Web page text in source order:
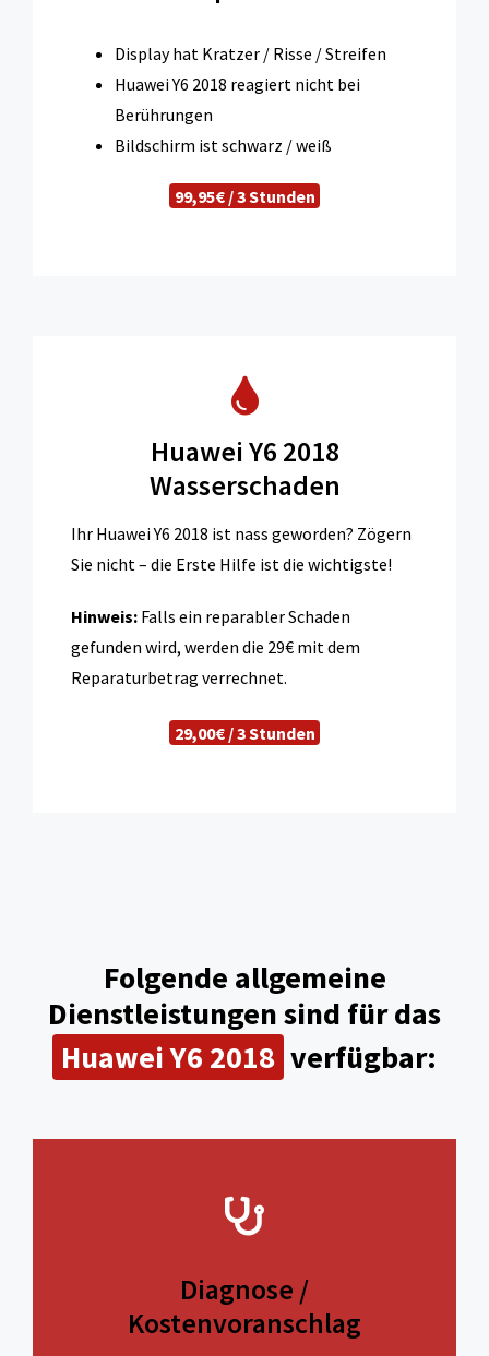
Display hat Kratzer / Risse / Streifen
Huawei Y6 2018 reagiert nicht bei
Berührungen
Bildschirm ist schwarz / weiß
99,95€ / 3 Stunden
Huawei Y6 2018
Wasserschaden
Ihr Huawei Y6 2018 ist nass geworden? Zögern
Sie nicht – die Erste Hilfe ist die wichtigste!
Hinweis: Falls ein reparabler Schaden
gefunden wird, werden die 29€ mit dem
Reparaturbetrag verrechnet.
29,00€ / 3 Stunden
Folgende allgemeine
Dienstleistungen sind für das
Huawei Y6 2018 verfügbar:
Diagnose /
Kostenvoranschlag